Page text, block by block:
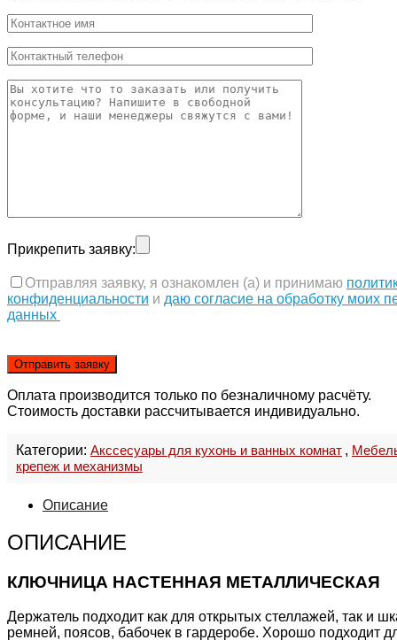
Прикрепить заявку:
Отправляя заявку, я ознакомлен (а) и принимаю
конфиденциальности и даю согласие на обработку моих
данных
Оплата производится только по безналичному расчёту.
Стоимость доставки рассчитывается индивидуально.
Категории: Акссесуары для кухонь и ванных комнат ,
крепеж и механизмы
Описание
ОПИСАНИЕ
КЛЮЧНИЦА НАСТЕННАЯ МЕТАЛЛИЧЕСКАЯ
Держатель подходит как для открытых стеллажей, так и
ремней, поясов, бабочек в гардеробе. Хорошо подходит